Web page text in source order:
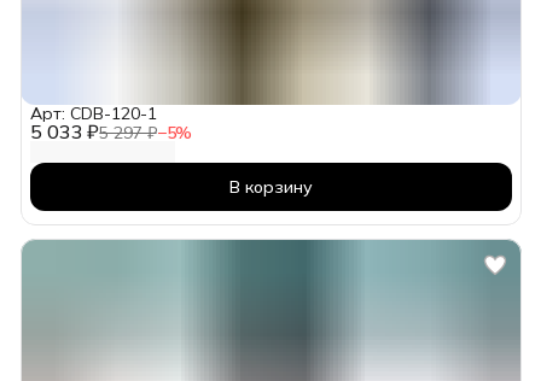
5 033 ₽5 297 ₽−5%
Арт: CDB-120-1
В корзину